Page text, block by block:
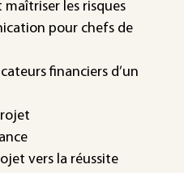
les risques
pour chefs de
financiers d’un
vers la réussite